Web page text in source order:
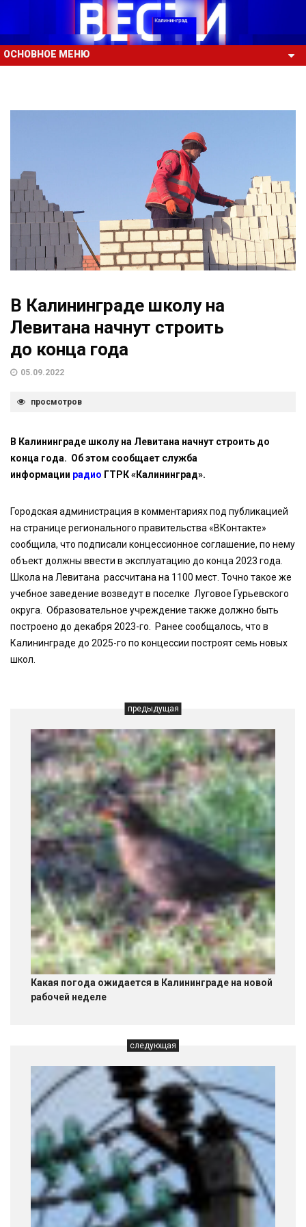
ОСНОВНОЕ МЕНЮ
В Калининграде школу на
Левитана начнут строить
до конца года
05.09.2022
просмотров
В Калининграде школу на Левитана начнут строить до
конца года. Об этом сообщает служба
информации радио ГТРК «Калининград».
Городская администрация в комментариях под публикацией
на странице регионального правительства «ВКонтакте»
сообщила, что подписали концессионное соглашение, по нему
объект должны ввести в эксплуатацию до конца 2023 года.
Школа на Левитана рассчитана на 1100 мест. Точно такое же
учебное заведение возведут в поселке Луговое Гурьевского
округа. Образовательное учреждение также должно быть
построено до декабря 2023-го. Ранее сообщалось, что в
Калининграде до 2025-го по концессии построят семь новых
школ.
предыдущая
Какая погода ожидается в Калининграде на новой
рабочей неделе
следующая